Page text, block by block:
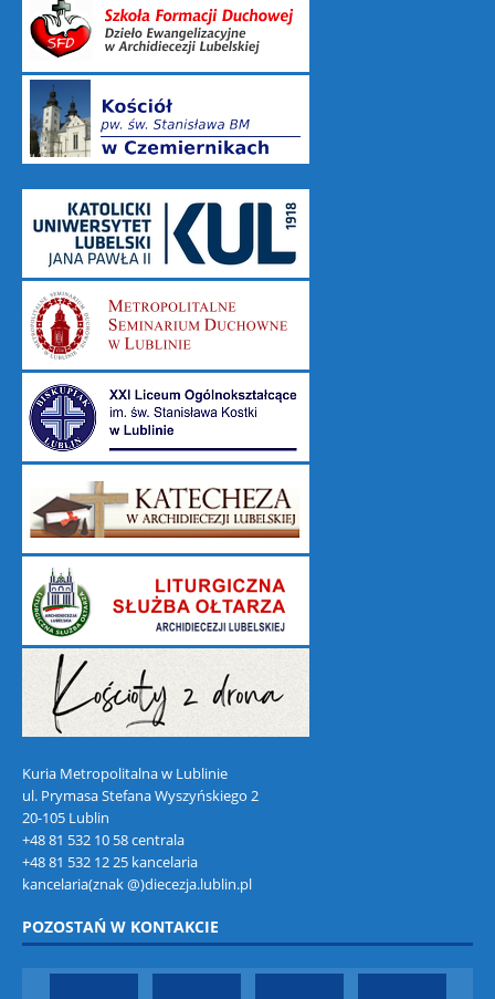
Kuria Metropolitalna w Lublinie
ul. Prymasa Stefana Wyszyńskiego 2
20-105 Lublin
+48 81 532 10 58 centrala
+48 81 532 12 25 kancelaria
kancelaria(znak @)diecezja.lublin.pl
POZOSTAŃ W KONTAKCIE